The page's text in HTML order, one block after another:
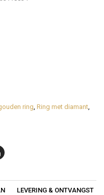
ring, Ring met diamant,
LEVERING & ONTVANGST